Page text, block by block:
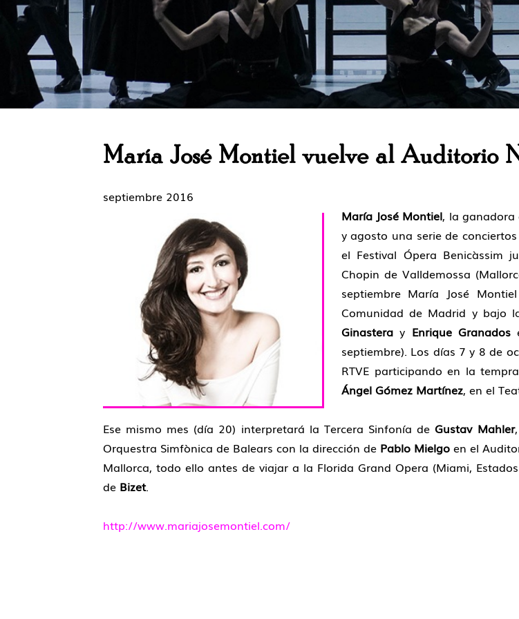
María José Montiel vuelve al Auditorio
septiembre 2016
María José Montiel, la ganadora
y agosto una serie de
el Festival Ópera Benicàssim
Chopin de Valldemossa
septiembre María José
Comunidad de Madrid y bajo
Ginasteray Enrique Granados
septiembre). Los días 7 y 8 de
RTVE participando en la
Ángel Gómez Martínez, en el
Ese mismo mes (día 20) interpretará la Tercera Sinfonía deGustav Mahler
Orquestra Simfònica de Balears con la dirección dePablo Mielgoen el
Mallorca, todo ello antes de viajar a la Florida Grand Opera (Miami,
de Bizet.
http://www.mariajosemontiel.com/